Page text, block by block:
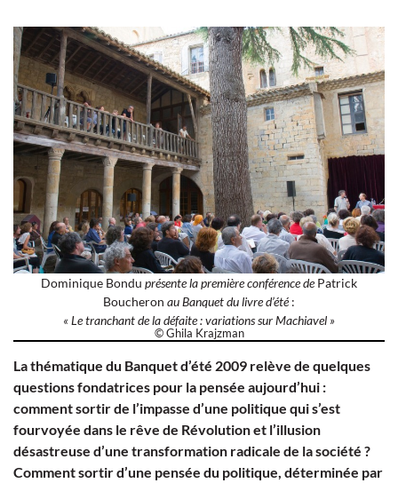
Dominique Bondu présente la première conférence dePatrick
Boucheron au Banquet du livre d’été:
« Le tranchant de la défaite : variations sur Machiavel »
© Ghila Krajzman
La thématique du Banquet d’été 2009 relève de quelques
questions fondatrices pour la pensée aujourd’hui :
comment sortir de l’impasse d’une politique qui s’est
fourvoyée dans le rêve de Révolution et l’illusion
désastreuse d’une transformation radicale de la société ?
Comment sortir d’une pensée du politique, déterminée par